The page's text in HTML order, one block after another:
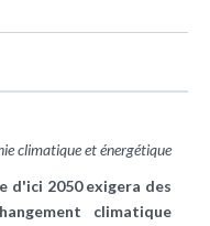
climatique et énergétique
2050 exigera des
climatique